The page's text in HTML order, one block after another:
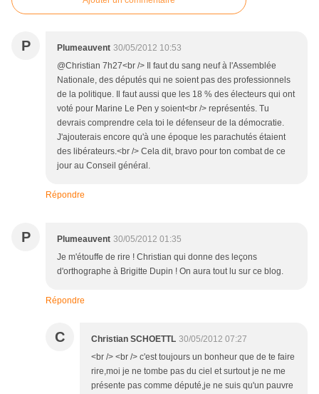
P Plumeauvent 30/05/2012 10:53
@Christian 7h27<br /> Il faut du sang neuf à l'Assemblée
Nationale, des députés qui ne soient pas des professionnels
de la politique. Il faut aussi que les 18 % des électeurs qui ont
voté pour Marine Le Pen y soient<br /> représentés. Tu
devrais comprendre cela toi le défenseur de la démocratie.
J'ajouterais encore qu'à une époque les parachutés étaient
des libérateurs.<br /> Cela dit, bravo pour ton combat de ce
jour au Conseil général.
Répondre
P Plumeauvent 30/05/2012 01:35
Je m'étouffe de rire ! Christian qui donne des leçons
d'orthographe à Brigitte Dupin ! On aura tout lu sur ce blog.
Répondre
C Christian SCHOETTL 30/05/2012 07:27
<br /> <br /> c'est toujours un bonheur que de te faire
rire,moi je ne tombe pas du ciel et surtout je ne me
présente pas comme député,je ne suis qu'un pauvre